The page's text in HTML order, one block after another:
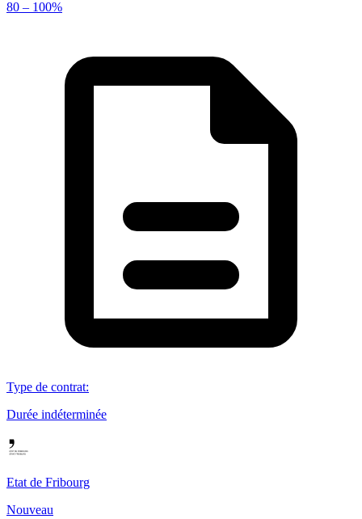
80 – 100%
Type de contrat:
Durée indéterminée
Etat de Fribourg
Nouveau